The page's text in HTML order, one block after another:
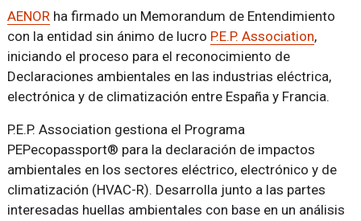
AENORha firmado un Memorandum de Entendimiento
con la entidad sin ánimo de lucro P.E.P. Association,
iniciando el proceso para el reconocimiento de
Declaraciones ambientales en las industrias eléctrica,
electrónica y de climatización entre España y Francia.
P.E.P. Association gestiona el Programa
PEPecopassport® para la declaración de impactos
ambientales en los sectores eléctrico, electrónico y de
climatización (HVAC-R). Desarrolla junto a las partes
interesadas huellas ambientales con base en un análisis